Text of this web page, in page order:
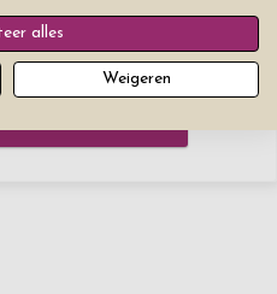
alles
Weigeren